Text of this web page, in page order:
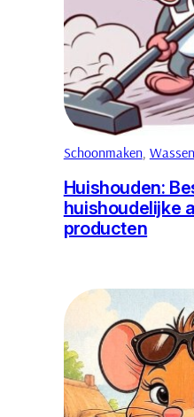
Schoonmaken,
Huishouden:
huishoudelijke
producten